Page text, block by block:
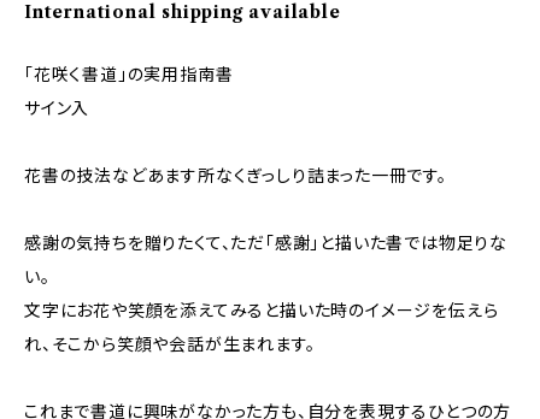
International shipping available
「花咲く書道」の実用指南書
サイン入
花書の技法などあます所なくぎっしり詰まった一冊です。
感謝の気持ちを贈りたくて、ただ「感謝」と描いた書では物足りな
い。
文字にお花や笑顔を添えてみると描いた時のイメージを伝えら
れ、そこから笑顔や会話が生まれます。
これまで書道に興味がなかった方も、自分を表現するひとつの方